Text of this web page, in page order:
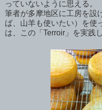
っていないように思える。
筆者が多摩地区に工房を設
ば、山羊も使いたい）を使
は、この「Terroir」を実践